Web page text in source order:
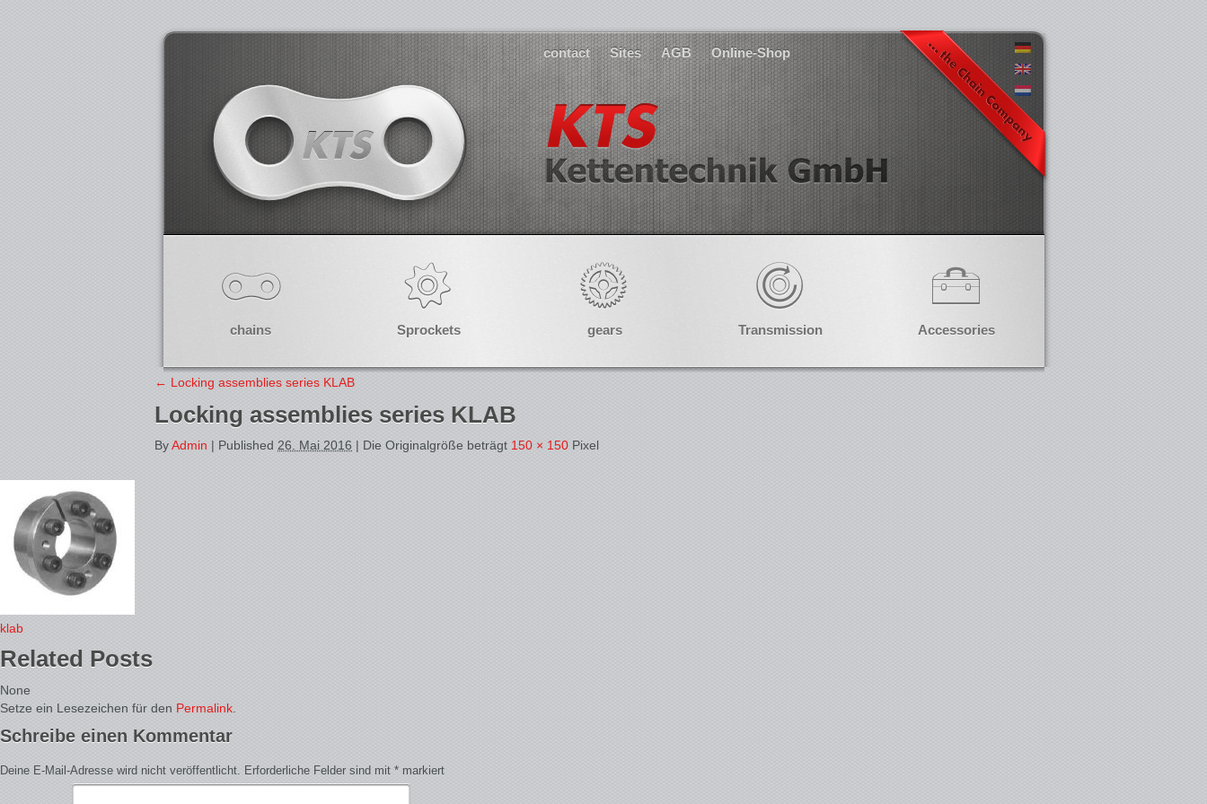
contact Sites AGB Online-Shop
chains Sprockets gears Transmission Accessories
← Locking assemblies series KLAB
Locking assemblies series KLAB
ByAdmin | Published 26. Mai 2016 | Die Originalgröße beträgt 150 × 150 Pixel
klab
Related Posts
None
Setze ein Lesezeichen für den Permalink
Schreibe einen Kommentar
Deine E-Mail-Adresse wird nicht veröffentlicht. Erforderliche Felder sind mit * markiert